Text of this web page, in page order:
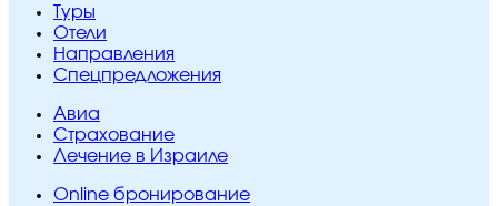
Туры
Отели
Направления
Спецпредложения
Авиа
Страхование
Лечение в Израиле
Online бронирование